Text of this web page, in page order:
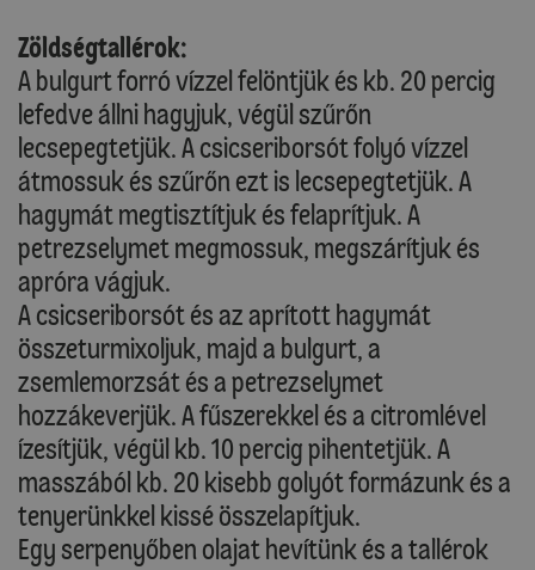
Zöldségtallérok:
A bulgurt forró vízzel felöntjük és kb. 20 percig
lefedve állni hagyjuk, végül szűrőn
lecsepegtetjük. A csicseriborsót folyó vízzel
átmossuk és szűrőn ezt is lecsepegtetjük. A
hagymát megtisztítjuk és felaprítjuk. A
petrezselymet megmossuk, megszárítjuk és
apróra vágjuk.
A csicseriborsót és az aprított hagymát
összeturmixoljuk, majd a bulgurt, a
zsemlemorzsát és a petrezselymet
hozzákeverjük. A fűszerekkel és a citromlével
ízesítjük, végül kb. 10 percig pihentetjük. A
masszából kb. 20 kisebb golyót formázunk és a
tenyerünkkel kissé összelapítjuk.
Egy serpenyőben olajat hevítünk és a tallérok